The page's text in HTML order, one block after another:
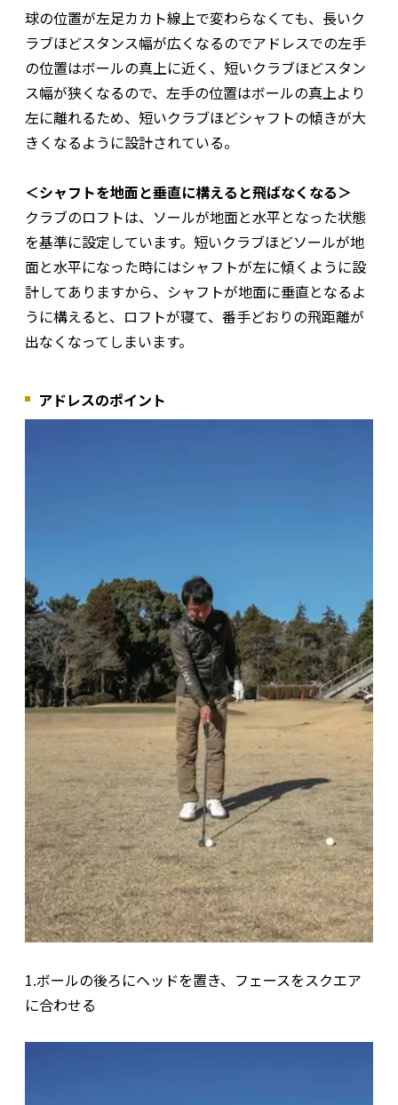
球の位置が左足カカト線上で変わらなくても、長いク
ラブほどスタンス幅が広くなるのでアドレスでの左手
の位置はボールの真上に近く、短いクラブほどスタン
ス幅が狭くなるので、左手の位置はボールの真上より
左に離れるため、短いクラブほどシャフトの傾きが大
きくなるように設計されている。
＜シャフトを地面と垂直に構えると飛ばなくなる＞
クラブのロフトは、ソールが地面と水平となった状態
を基準に設定しています。短いクラブほどソールが地
面と水平になった時にはシャフトが左に傾くように設
計してありますから、シャフトが地面に垂直となるよ
うに構えると、ロフトが寝て、番手どおりの飛距離が
出なくなってしまいます。
アドレスのポイント
1.ボールの後ろにヘッドを置き、フェースをスクエア
に合わせる